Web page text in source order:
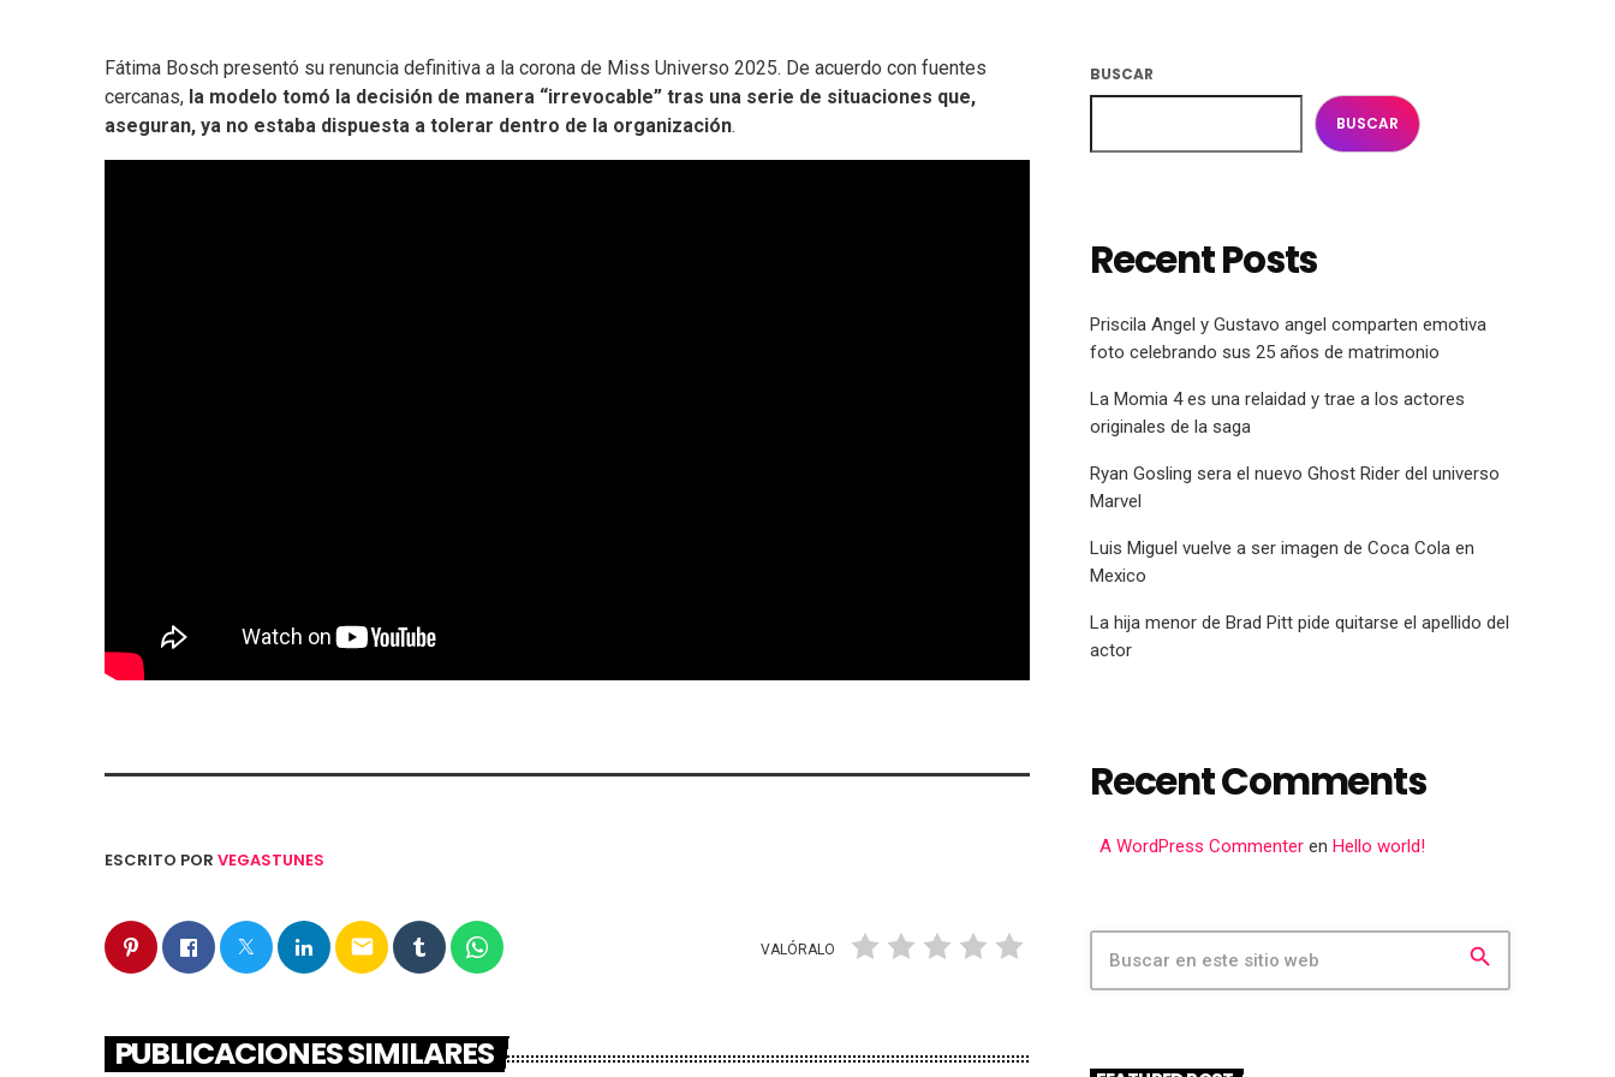
Fátima Bosch presentó su renuncia definitiva a la corona de Miss Universo 2025. De acuerdo con fuentes
cercanas, la modelo tomó la decisión de manera “irrevocable” tras una serie de situaciones que,
aseguran, ya no estaba dispuesta a tolerar dentro de la organización.
ESCRITO POR VEGASTUNES
email VALÓRALO
PUBLICACIONES SIMILARES
BUSCAR
BUSCAR
Recent Posts
Priscila Angel y Gustavo angel comparten emotiva
foto celebrando sus 25 años de matrimonio
La Momia 4 es una relaidad y trae a los actores
originales de la saga
Ryan Gosling sera el nuevo Ghost Rider del universo
Marvel
Luis Miguel vuelve a ser imagen de Coca Cola en
Mexico
La hija menor de Brad Pitt pide quitarse el apellido del
actor
Recent Comments
A WordPress Commenter en Hello world!
search